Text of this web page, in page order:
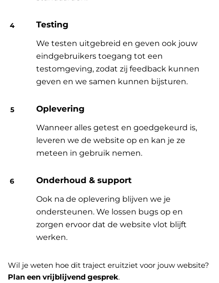
Testing
We testen uitgebreid en geven ook jouw
eindgebruikers toegang tot een
testomgeving, zodat zij feedback kunnen
geven en we samen kunnen bijsturen.
Oplevering
Wanneer alles getest en goedgekeurd is,
leveren we de website op en kan je ze
meteen in gebruik nemen.
Onderhoud & support
Ook na de oplevering blijven we je
ondersteunen. We lossen bugs op en
zorgen ervoor dat de website vlot blijft
werken.
Wil je weten hoe dit traject eruitziet voor jouw website?
Plan een vrijblijvend gesprek.